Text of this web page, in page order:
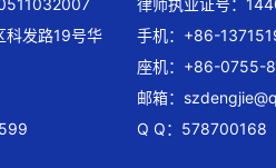
科发路19号华
律师执业证号：
手机：+86-
座机：+86-0755-
邮箱：
Q Q：578700168